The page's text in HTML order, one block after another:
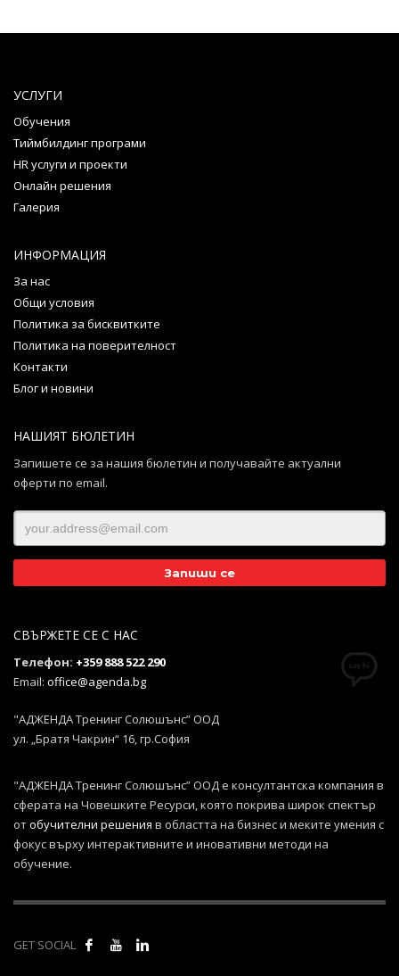
УСЛУГИ
Обучения
Тиймбилдинг програми
HR услуги и проекти
Онлайн решения
Галерия
ИНФОРМАЦИЯ
За нас
Общи условия
Политика за бисквитките
Политика на поверителност
Контакти
Блог и новини
НАШИЯТ БЮЛЕТИН
Запишете се за нашия бюлетин и получавайте актуални
оферти по email.
СВЪРЖЕТЕ СЕ С НАС
Телефон: +359 888 522 290
Email: office@agenda.bg
"АДЖЕНДА Тренинг Солюшънс” ООД
ул. „Братя Чакрин“ 16, гр.София
"АДЖЕНДА Тренинг Солюшънс” ООД е консултантска компания в
сферата на Човешките Ресурси, която покрива широк спектър
отобучителни решения в областта на бизнес и меките умения с
фокус върху интерактивните и иновативни методи на
обучение.
GET SOCIAL